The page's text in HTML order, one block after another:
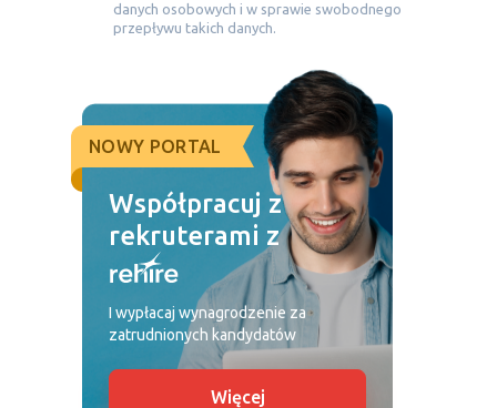
danych osobowych i w sprawie swobodnego
przepływu takich danych.
NOWY PORTAL
Współpracuj z
rekruterami z
I wypłacaj wynagrodzenie za
zatrudnionych kandydatów
Więcej